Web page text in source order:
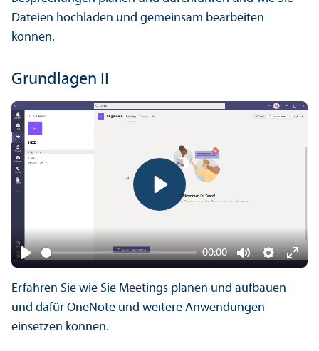
Dateien hochladen und gemeinsam bearbeiten
können.
Grundlagen II
Play
00:00
MuteSettings
Play
Erfahren Sie wie Sie Meetings planen und aufbauen
und dafür OneNote und weitere Anwendungen
einsetzen können.